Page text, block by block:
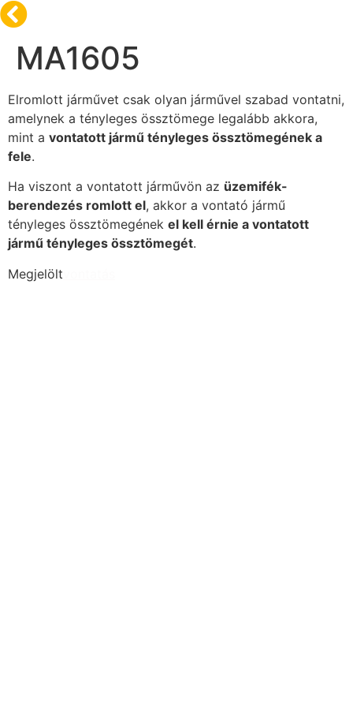
MA1605
Elromlott járművet csak olyan járművel szabad vontatni,
amelynek a tényleges össztömege legalább akkora,
mint a vontatott jármű tényleges össztömegének a
fele.
Ha viszont a vontatott járművön az üzemifék-
berendezés romlott el, akkor a vontató jármű
tényleges össztömegének el kell érnie a vontatott
jármű tényleges össztömegét.
Megjelölt